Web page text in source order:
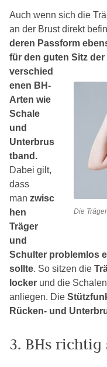
Die
Auch wenn sich die
an der Brust direkt
deren Passform
für den guten Sitz der
verschied
enen BH-
Arten wie
Schale
und
Unterbrus
tband.
Dabei gilt,
dass
man zwisc
hen
Träger
und
Schulter problemlos
sollte. So sitzen die
locker und die
anliegen. Die
Rücken- und
3. BHs richtig